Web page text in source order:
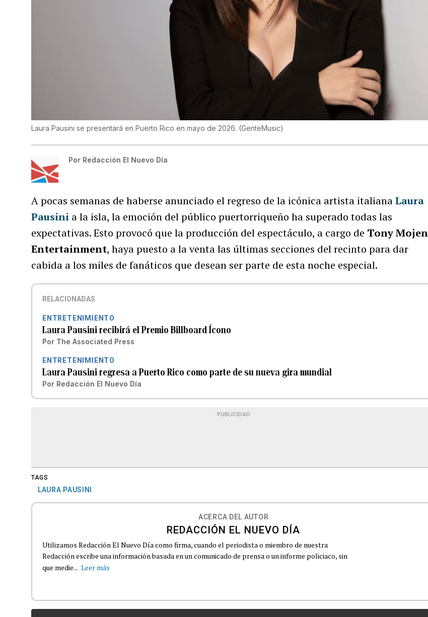
Laura Pausini se presentará en Puerto Rico en mayo de 2026. (GenteMusic)
Por Redacción El Nuevo Día
A pocas semanas de haberse anunciado el regreso de la icónica artista italianaLaura
Pausini a la isla, la emoción del público puertorriqueño ha superado todas las
expectativas. Esto provocó que la producción del espectáculo, a cargo de Tony
Entertainment, haya puesto a la venta las últimas secciones del recinto para dar
cabida a los miles de fanáticos que desean ser parte de esta noche especial.
RELACIONADAS
ENTRETENIMIENTO
Laura Pausini recibirá el Premio Billboard Ícono
Por The Associated Press
ENTRETENIMIENTO
Laura Pausini regresa a Puerto Rico como parte de su nueva gira mundial
Por Redacción El Nuevo Día
PUBLICIDAD
TAGS
LAURA PAUSINI
ACERCA DEL AUTOR
REDACCIÓN EL NUEVO DÍA
Utilizamos Redacción El Nuevo Día como firma, cuando el periodista o miembro de nuestra
Redacción escribe una información basada en un comunicado de prensa o un informe policiaco, sin
que medie... Leer más